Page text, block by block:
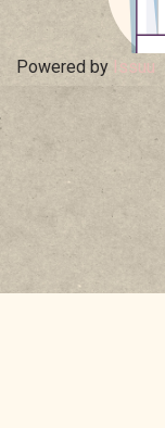
Powered by Issuu